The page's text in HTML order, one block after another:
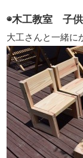
◉木工教室 子
大工さんと一緒に